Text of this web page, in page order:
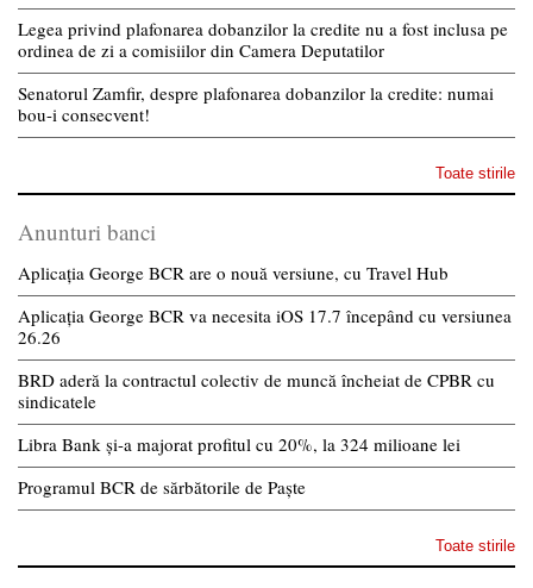
Legea privind plafonarea dobanzilor la credite nu a fost inclusa pe
ordinea de zi a comisiilor din Camera Deputatilor
Senatorul Zamfir, despre plafonarea dobanzilor la credite: numai
bou-i consecvent!
Toate stirile
Anunturi banci
Aplicația George BCR are o nouă versiune, cu Travel Hub
Aplicația George BCR va necesita iOS 17.7 începând cu versiunea
26.26
BRD aderă la contractul colectiv de muncă încheiat de CPBR cu
sindicatele
Libra Bank și-a majorat profitul cu 20%, la 324 milioane lei
Programul BCR de sărbătorile de Paște
Toate stirile